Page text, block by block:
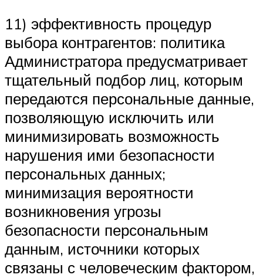
11) эффективность процедур
выбора контрагентов: политика
Администратора предусматривает
тщательный подбор лиц, которым
передаются персональные данные,
позволяющую исключить или
минимизировать возможность
нарушения ими безопасности
персональных данных;
минимизация вероятности
возникновения угрозы
безопасности персональным
данным, источники которых
связаны с человеческим фактором,